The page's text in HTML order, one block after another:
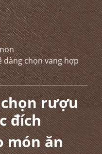
dàng chọn vang hợp
rượu
đích
món ăn